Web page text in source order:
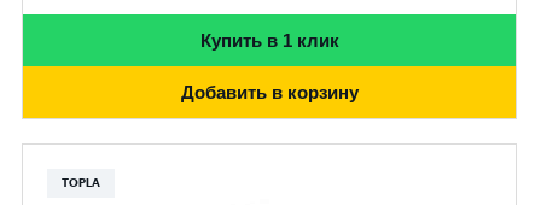
Купить в 1 клик
Добавить в корзину
TOPLA